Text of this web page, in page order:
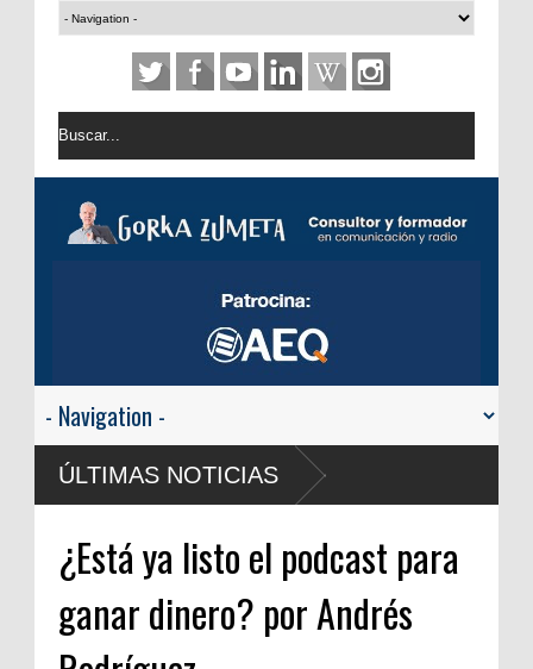
ÚLTIMAS NOTICIAS
¿Está ya listo el podcast para
ganar dinero? por Andrés